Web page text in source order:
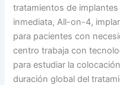
tratamientos de
inmediata, All-on-4,
para pacientes con
centro trabaja con
para estudiar la
duración global del